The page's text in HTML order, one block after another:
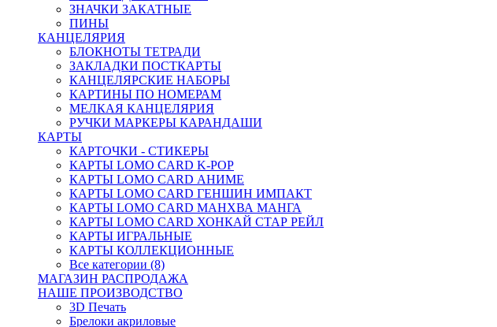
ЗНАЧКИ ЗАКАТНЫЕ
ПИНЫ
КАНЦЕЛЯРИЯ
БЛОКНОТЫ ТЕТРАДИ
ЗАКЛАДКИ ПОСТКАРТЫ
КАНЦЕЛЯРСКИЕ НАБОРЫ
КАРТИНЫ ПО НОМЕРАМ
МЕЛКАЯ КАНЦЕЛЯРИЯ
РУЧКИ МАРКЕРЫ КАРАНДАШИ
КАРТЫ
КАРТОЧКИ - СТИКЕРЫ
КАРТЫ LOMO CARD K-POP
КАРТЫ LOMO CARD АНИМЕ
КАРТЫ LOMO CARD ГЕНШИН ИМПАКТ
КАРТЫ LOMO CARD МАНХВА МАНГА
КАРТЫ LOMO CARD ХОНКАЙ СТАР РЕЙЛ
КАРТЫ ИГРАЛЬНЫЕ
КАРТЫ КОЛЛЕКЦИОННЫЕ
Все категории (8)
МАГАЗИН РАСПРОДАЖА
НАШЕ ПРОИЗВОДСТВО
3D Печать
Брелоки акриловые